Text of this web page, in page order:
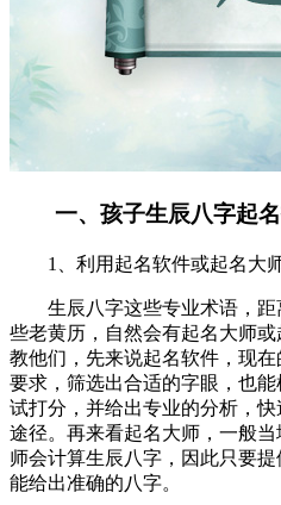
一、孩子生辰八字起名
1、利用起名软件或起名大
生辰八字这些专业术语，距
些老黄历，自然会有起名大师
教他们，先来说起名软件，现
要求，筛选出合适的字眼，也
试打分，并给出专业的分析，
途径。再来看起名大师，一般
师会计算生辰八字，因此只要
能给出准确的八字。